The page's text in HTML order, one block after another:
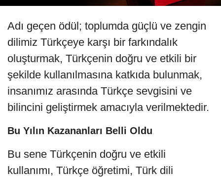
Adı geçen ödül; toplumda güçlü ve zengin
dilimiz Türkçeye karşı bir farkındalık
oluşturmak, Türkçenin doğru ve etkili bir
şekilde kullanılmasına katkıda bulunmak,
insanımız arasında Türkçe sevgisini ve
bilincini geliştirmek amacıyla verilmektedir.
Bu Yılın Kazananları Belli Oldu
Bu sene Türkçenin doğru ve etkili
kullanımı, Türkçe öğretimi, Türk dili